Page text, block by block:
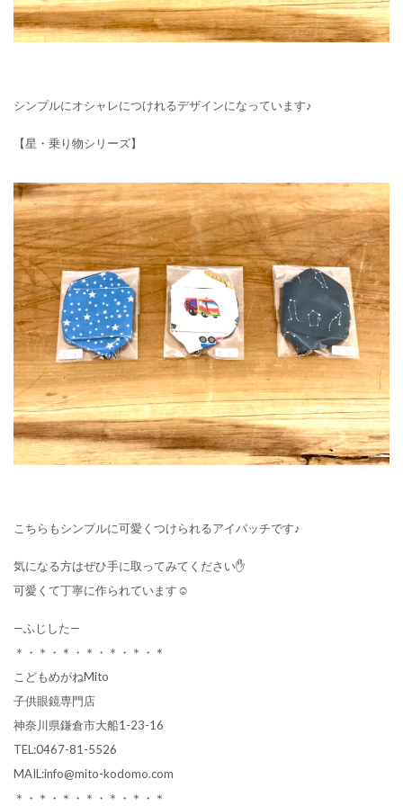
シンプルにオシャレにつけれるデザインになっています♪
【星・乗り物シリーズ】
こちらもシンプルに可愛くつけられるアイパッチです♪
気になる方はぜひ手に取ってみてください✋
可愛くて丁寧に作られています☺
—ふじした—
＊・＊・＊・＊・＊・＊・＊
こどもめがねMito
子供眼鏡専門店
神奈川県鎌倉市大船1-23-16
TEL:0467-81-5526
MAIL:info@mito-kodomo.com
＊・＊・＊・＊・＊・＊・＊